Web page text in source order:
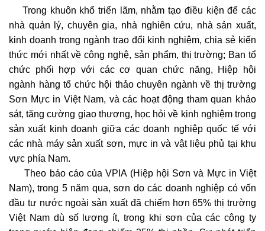
Trong khuôn khổ triển lãm, nhằm tạo điều kiện để các
nhà quản lý, chuyên gia, nhà nghiên cứu, nhà sản xuất,
kinh doanh trong ngành trao đổi kinh nghiệm, chia sẻ kiến
thức mới nhất về công nghệ, sản phẩm, thị trường; Ban tổ
chức phối hợp với các cơ quan chức năng, Hiệp hội
ngành hàng tổ chức hội thảo chuyên ngành về thị trường
Sơn Mực in Việt Nam, và các hoạt động tham quan khảo
sát, tăng cường giao thương, học hỏi về kinh nghiệm trong
sản xuất kinh doanh giữa các doanh nghiệp quốc tế với
các nhà máy sản xuất sơn, mực in và vật liệu phủ tại khu
vực phía Nam.
Theo báo cáo của VPIA (Hiệp hội Sơn và Mực in Việt
Nam), trong 5 năm qua, sơn do các doanh nghiệp có vốn
đầu tư nước ngoài sản xuất đã chiếm hơn 65% thị trường
Việt Nam dù số lượng ít, trong khi sơn của các công ty